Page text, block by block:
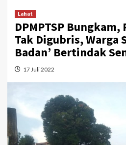
Lahat
DPMPTSP
Tak Digubris, Warga
Badan’ Bertindak
17 Juli 2022